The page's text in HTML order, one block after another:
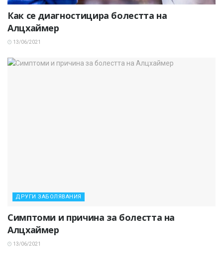
Как се диагностицира болестта на
Алцхаймер
13/06/2021
ДРУГИ ЗАБОЛЯВАНИЯ
Симптоми и причина за болестта на
Алцхаймер
13/06/2021